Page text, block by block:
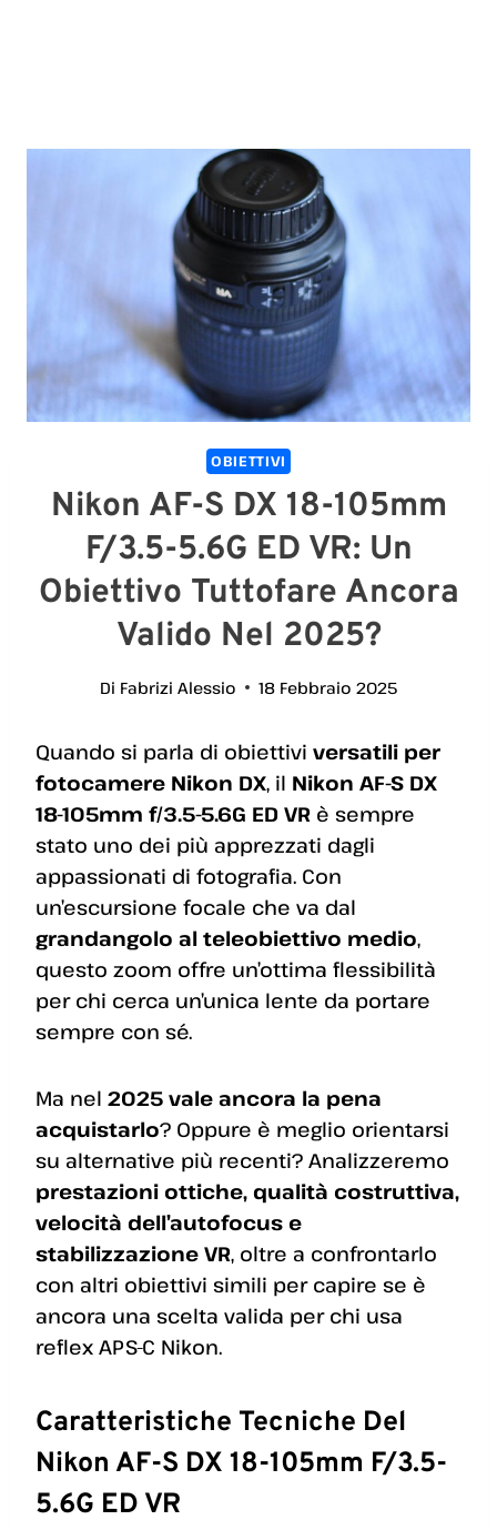
OBIETTIVI
Nikon AF-S DX 18-105mm
F/3.5-5.6G ED VR: Un
Obiettivo Tuttofare Ancora
Valido Nel 2025?
Di Fabrizi Alessio 18 Febbraio 2025
Quando si parla di obiettivi versatili per
fotocamere Nikon DX, il Nikon AF-S DX
18-105mm f/3.5-5.6G ED VR è sempre
stato uno dei più apprezzati dagli
appassionati di fotografia. Con
un’escursione focale che va dal
grandangolo al teleobiettivo medio,
questo zoom offre un’ottima flessibilità
per chi cerca un’unica lente da portare
sempre con sé.
Ma nel 2025 vale ancora la pena
acquistarlo? Oppure è meglio orientarsi
su alternative più recenti? Analizzeremo
prestazioni ottiche, qualità costruttiva,
velocità dell’autofocus e
stabilizzazione VR, oltre a confrontarlo
con altri obiettivi simili per capire se è
ancora una scelta valida per chi usa
reflex APS-C Nikon.
Caratteristiche Tecniche Del
Nikon AF-S DX 18-105mm F/3.5-
5.6G ED VR